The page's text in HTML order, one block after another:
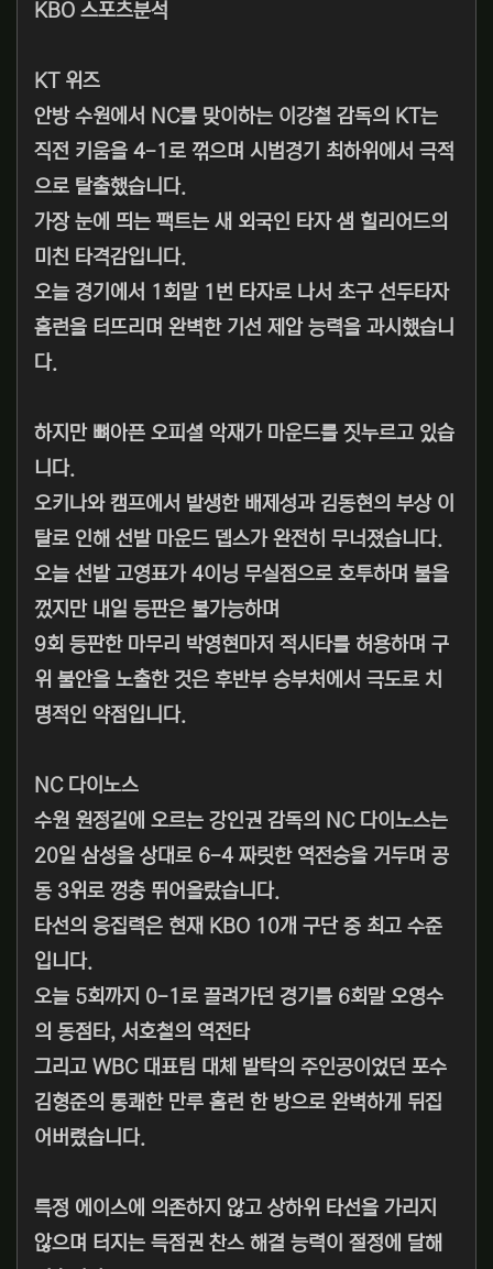
KBO 스포츠분석
KT 위즈
안방 수원에서 NC를 맞이하는 이강철 감독의 KT는
직전 키움을 4-1로 꺾으며 시범경기 최하위에서 극적
으로 탈출했습니다.
가장 눈에 띄는 팩트는 새 외국인 타자 샘 힐리어드의
미친 타격감입니다.
오늘 경기에서 1회말 1번 타자로 나서 초구 선두타자
홈런을 터뜨리며 완벽한 기선 제압 능력을 과시했습니
다.
하지만 뼈아픈 오피셜 악재가 마운드를 짓누르고 있습
니다.
오키나와 캠프에서 발생한 배제성과 김동현의 부상 이
탈로 인해 선발 마운드 뎁스가 완전히 무너졌습니다.
오늘 선발 고영표가 4이닝 무실점으로 호투하며 불을
껐지만 내일 등판은 불가능하며
9회 등판한 마무리 박영현마저 적시타를 허용하며 구
위 불안을 노출한 것은 후반부 승부처에서 극도로 치
명적인 약점입니다.
NC 다이노스
수원 원정길에 오르는 강인권 감독의 NC 다이노스는
20일 삼성을 상대로 6-4 짜릿한 역전승을 거두며 공
동 3위로 껑충 뛰어올랐습니다.
타선의 응집력은 현재 KBO 10개 구단 중 최고 수준
입니다.
오늘 5회까지 0-1로 끌려가던 경기를 6회말 오영수
의 동점타, 서호철의 역전타
그리고 WBC 대표팀 대체 발탁의 주인공이었던 포수
김형준의 통쾌한 만루 홈런 한 방으로 완벽하게 뒤집
어버렸습니다.
특정 에이스에 의존하지 않고 상하위 타선을 가리지
않으며 터지는 득점권 찬스 해결 능력이 절정에 달해